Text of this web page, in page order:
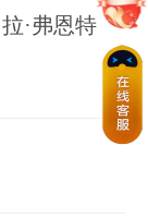
·弗恩特